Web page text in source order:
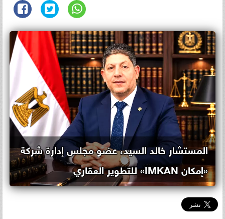
المستشار خالد السيد، عضو مجلس إدارة شركة
«إمكان IMKAN» للتطوير العقاري